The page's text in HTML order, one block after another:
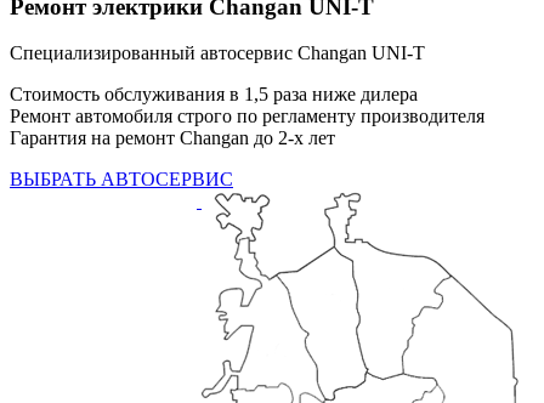
Ремонт электрики Changan UNI-T
Специализированный автосервис Changan UNI-T
Стоимость обслуживания в 1,5 раза ниже дилера
Ремонт автомобиля строго по регламенту производителя
Гарантия на ремонт Changan до 2-х лет
ВЫБРАТЬ АВТОСЕРВИС